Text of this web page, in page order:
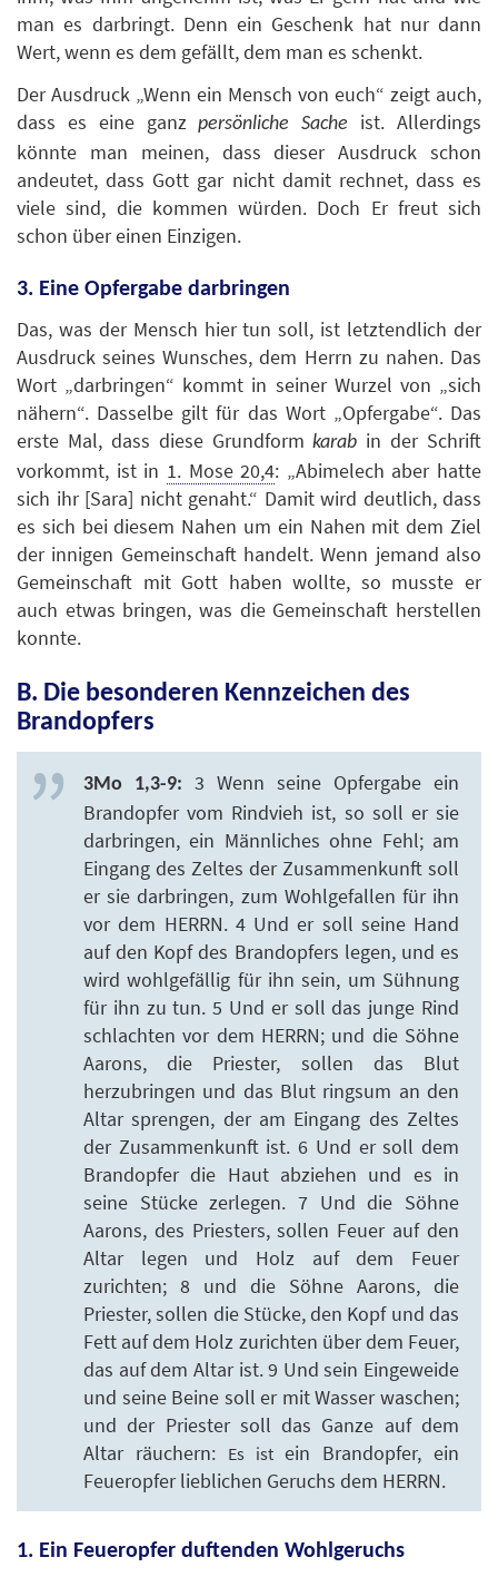
man es darbringt. Denn ein Geschenk hat nur dann
Wert, wenn es dem gefällt, dem man es schenkt.
Der Ausdruck „Wenn ein Mensch von euch“ zeigt auch,
dass es eine ganzpersönliche Sache
ist. Allerdings
könnte man meinen, dass dieser Ausdruck schon
andeutet, dass Gott gar nicht damit rechnet, dass es
viele sind, die kommen würden. Doch Er freut sich
schon über einen Einzigen.
3. Eine Opfergabe darbringen
Das, was der Mensch hier tun soll, ist letztendlich der
Ausdruck seines Wunsches, dem Herrn zu nahen. Das
Wort „darbringen“ kommt in seiner Wurzel von „sich
nähern“. Dasselbe gilt für das Wort „Opfergabe“. Das
erste Mal, dass diese Grundformkarab in der Schrift
vorkommt, ist in 1. Mose 20,4: „Abimelech aber hatte
sich ihr [Sara] nicht genaht.“ Damit wird deutlich, dass
es sich bei diesem Nahen um ein Nahen mit dem Ziel
der innigen Gemeinschaft handelt. Wenn jemand also
Gemeinschaft mit Gott haben wollte, so musste er
auch etwas bringen, was die Gemeinschaft herstellen
konnte.
B. Die besonderen Kennzeichen des
Brandopfers
3Mo 1,3-9:
3 Wenn seine Opfergabe ein
Brandopfer vom Rindvieh ist, so soll er sie
darbringen, ein Männliches ohne Fehl; am
Eingang des Zeltes der Zusammenkunft soll
er sie darbringen, zum Wohlgefallen für ihn
vor dem HERRN. 4 Und er soll seine Hand
auf den Kopf des Brandopfers legen, und es
wird wohlgefällig für ihn sein, um Sühnung
für ihn zu tun. 5 Und er soll das junge Rind
schlachten vor dem HERRN; und die Söhne
Aarons, die Priester, sollen das Blut
herzubringen und das Blut ringsum an den
Altar sprengen, der am Eingang des Zeltes
der Zusammenkunft ist. 6 Und er soll dem
Brandopfer die Haut abziehen und es in
seine Stücke zerlegen. 7 Und die Söhne
Aarons, des Priesters, sollen Feuer auf den
Altar legen und Holz auf dem Feuer
zurichten; 8 und die Söhne Aarons, die
Priester, sollen die Stücke, den Kopf und das
Fett auf dem Holz zurichten über dem Feuer,
das auf dem Altar ist. 9 Und sein Eingeweide
und seine Beine soll er mit Wasser waschen;
und der Priester soll das Ganze auf dem
Altar räuchern: Es istein Brandopfer, ein
Feueropfer lieblichen Geruchs dem HERRN.
1. Ein Feueropfer duftenden Wohlgeruchs